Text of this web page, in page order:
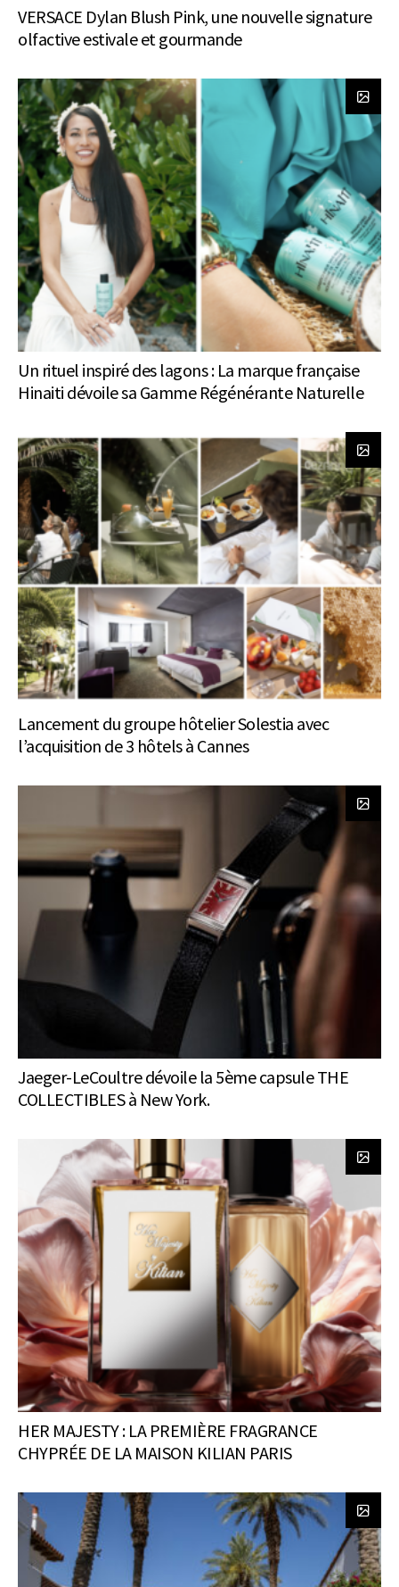
VERSACE Dylan Blush Pink, une nouvelle signature
olfactive estivale et gourmande
Un rituel inspiré des lagons : La marque française
Hinaiti dévoile sa Gamme Régénérante Naturelle
Lancement du groupe hôtelier Solestia avec
l’acquisition de 3 hôtels à Cannes
Jaeger-LeCoultre dévoile la 5ème capsule THE
COLLECTIBLES à New York.
HER MAJESTY : LA PREMIÈRE FRAGRANCE
CHYPRÉE DE LA MAISON KILIAN PARIS